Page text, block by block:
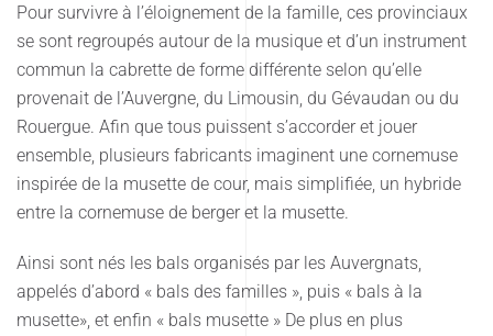
Pour survivre à l’éloignement de la famille, ces provinciaux
se sont regroupés autour de la musique et d’un instrument
commun la cabrette de forme différente selon qu’elle
provenait de l’Auvergne, du Limousin, du Gévaudan ou du
Rouergue. Afin que tous puissent s’accorder et jouer
ensemble, plusieurs fabricants imaginent une cornemuse
inspirée de la musette de cour, mais simplifiée, un hybride
entre la cornemuse de berger et la musette.
Ainsi sont nés les bals organisés par les Auvergnats,
appelés d’abord « bals des familles », puis « bals à la
musette», et enfin « bals musette » De plus en plus